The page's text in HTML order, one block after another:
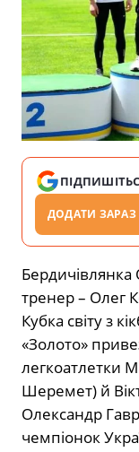
ДОДАТИ ЗАРАЗ
тренер – Олег
Кубка світу з
«Золото»
легкоатлетки
Шеремет) й
Олександр
чемпіонок